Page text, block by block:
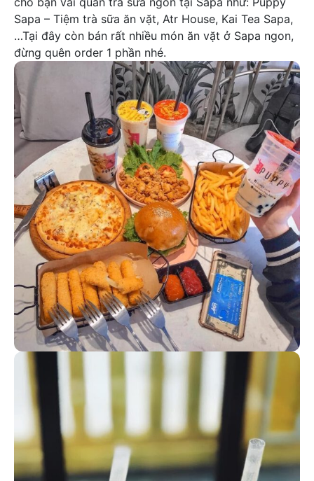
Sapa – Tiệm trà sữa ăn vặt, Atr House, Kai Tea Sapa,
…Tại đây còn bán rất nhiều món ăn vặt ở Sapa ngon,
đừng quên order 1 phần nhé.